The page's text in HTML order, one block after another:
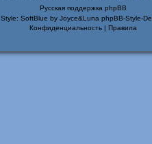
Русская поддержка phpBB
Style: SoftBlue by Joyce&Luna phpBB-Style-
Конфиденциальность| Правила